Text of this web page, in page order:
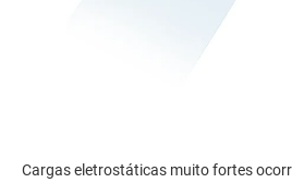
Cargas eletrostáticas muito fortes